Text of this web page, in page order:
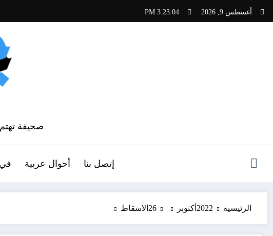
التجاوز
أغسطس 9, 2026 3:23:05 PM
صحيفة
إتصل بنا أحوال عربية في
الرئيسية 2022 أكتوبر 26 الاسقاط